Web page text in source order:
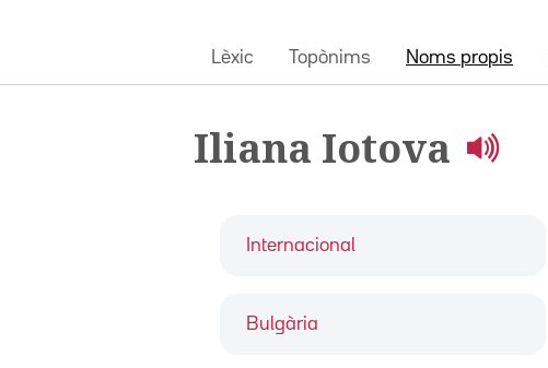
Lèxic Topònims Noms propis
Iliana Iotova
Internacional
Bulgària